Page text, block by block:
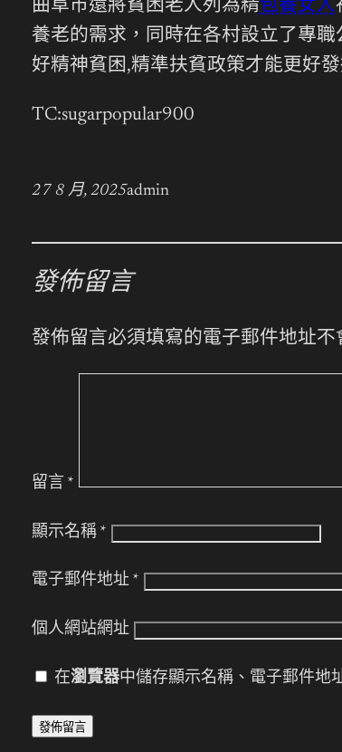
曲阜市還將貧困老人列為精包養女人
養老的需求，同時在各村設立了專
好精神貧困,精準扶貧政策才能更好
TC:sugarpopular900
27 8 月, 2025admin
發佈留言
發佈留言必須填寫的電子郵件地址不
留言 *
顯示名稱 *
電子郵件地址 *
個人網站網址
在瀏覽器中儲存顯示名稱、電子郵件地